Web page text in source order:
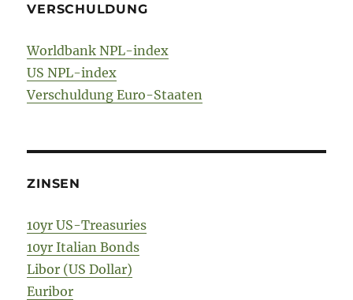
VERSCHULDUNG
Worldbank NPL-index
US NPL-index
Verschuldung Euro-Staaten
ZINSEN
10yr US-Treasuries
10yr Italian Bonds
Libor (US Dollar)
Euribor